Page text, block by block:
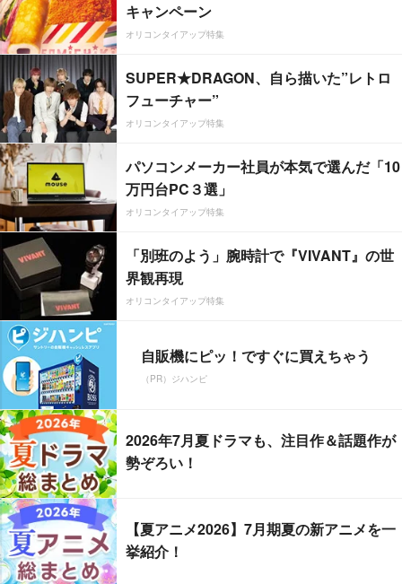
キャンペーン
オリコンタイアップ特集
SUPER★DRAGON、自ら描いた”レトロ
フューチャー”
オリコンタイアップ特集
パソコンメーカー社員が本気で選んだ「10
万円台PC３選」
オリコンタイアップ特集
「別班のよう」腕時計で『VIVANT』の世
界観再現
オリコンタイアップ特集
自販機にピッ！ですぐに買えちゃう
（PR）ジハンピ
2026年7月夏ドラマも、注目作＆話題作が
勢ぞろい！
【夏アニメ2026】7月期夏の新アニメを一
挙紹介！